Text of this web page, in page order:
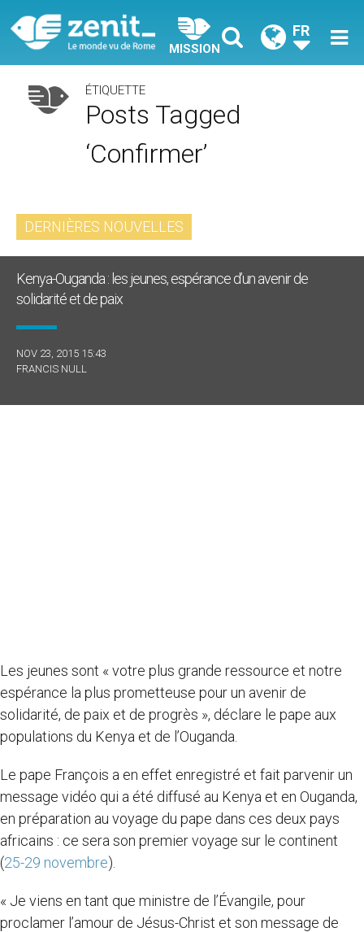
MISSION
FR
ÉTIQUETTE
Posts Tagged
‘confirmer’
DERNIÈRES NOUVELLES
Kenya-Ouganda : les jeunes, espérance d’un avenir de
solidarité et de paix
NOV 23, 2015 15:43
FRANCIS NULL
Les jeunes sont « votre plus grande ressource et notre
espérance la plus prometteuse pour un avenir de
solidarité, de paix et de progrès », déclare le pape aux
populations du Kenya et de l’Ouganda.
Le pape François a en effet enregistré et fait parvenir un
message vidéo qui a été diffusé au Kenya et en Ouganda,
en préparation au voyage du pape dans ces deux pays
africains : ce sera son premier voyage sur le continent
(25-29 novembre).
« Je viens en tant que ministre de l’Évangile, pour
proclamer l’amour de Jésus-Christ et son message de